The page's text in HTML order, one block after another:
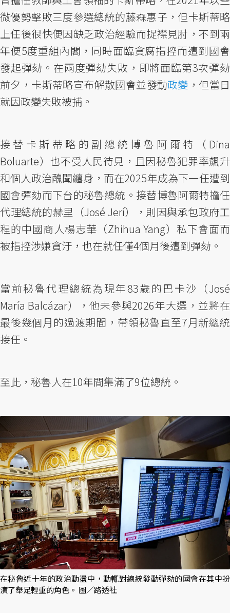
微優勢擊敗三度參選總統的藤森惠子，但卡斯蒂略
上任後很快便因缺乏政治經驗而捉襟見肘，不到兩
年便5度重組內閣，同時面臨貪腐指控而遭到國會
發起彈劾。在兩度彈劾失敗，即將面臨第3次彈劾
前夕，卡斯蒂略宣布解散國會並發動政變 ，但當日
就因政變失敗被捕。
接替卡斯蒂略的副總統博魯阿爾特（Dina
Boluarte）也不受人民待見，且因秘魯犯罪率飆升
和個人政治醜聞纏身，而在2025年成為下一任遭到
國會彈劾而下台的秘魯總統。接替博魯阿爾特擔任
代理總統的赫里（José Jerí），則因與承包政府工
程的中國商人楊志華（Zhihua Yang）私下會面而
被指控涉嫌貪汙，也在就任僅4個月後遭到彈劾。
當前秘魯代理總統為現年83歲的巴卡沙（José
María Balcázar），他未參與2026年大選，並將在
最後幾個月的過渡期間，帶領秘魯直至7月新總統
接任。
至此，秘魯人在10年間集滿了9位總統。
在秘魯近十年的政治動盪中，動輒對總統發動彈劾的國會在其中扮
演了舉足輕重的角色。 圖／路透社